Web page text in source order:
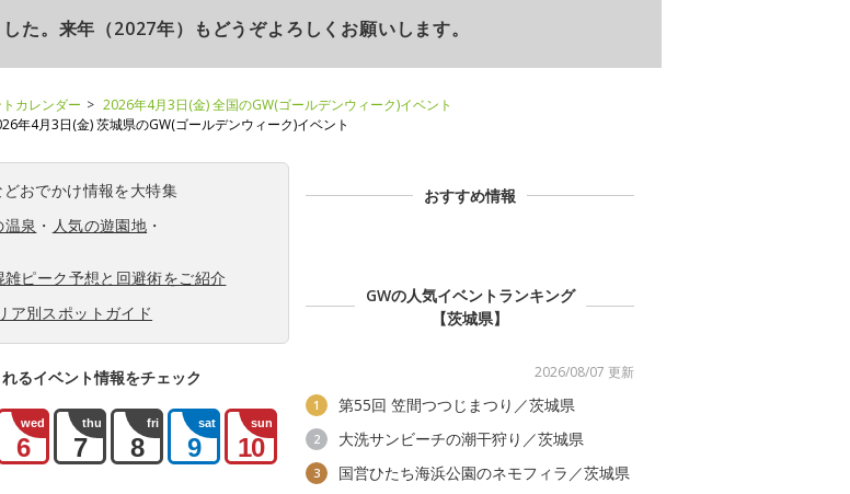
た。来年（2027年）もどうぞよろしくお願いします。
カレンダー
2026年4月3日(金) 全国のGW(ゴールデンウィーク)イベント
年4月3日(金) 茨城県のGW(ゴールデンウィーク)イベント
どおでかけ情報を大特集
温泉 ・ 人気の遊園地 ・
ピーク予想と回避術をご紹介
ア別スポットガイド
るイベント情報をチェック
wed
6
thu
7
fri
8
sat
9
sun
10
おすすめ情報
GWの人気イベントランキング
【茨城県】
2026/08/07 更新
1 第55回 笠間つつじまつり／茨城県
2 大洗サンビーチの潮干狩り／茨城県
3 国営ひたち海浜公園のネモフィラ／茨城県